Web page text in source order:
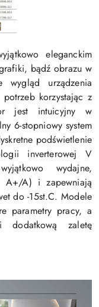
eleganckim
bądź obrazu w
wygląd urządzenia
korzystając z
jest intuicyjny w
6-stopniowy system
podświetlenie
inverterowej V
wydajne,
A+/A) i zapewniają
do -15st.C. Modele
parametry pracy, a
dodatkową zaletę